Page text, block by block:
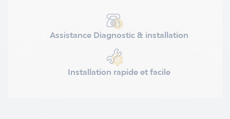
Assistance Diagnostic & installation
Installation rapide et facile